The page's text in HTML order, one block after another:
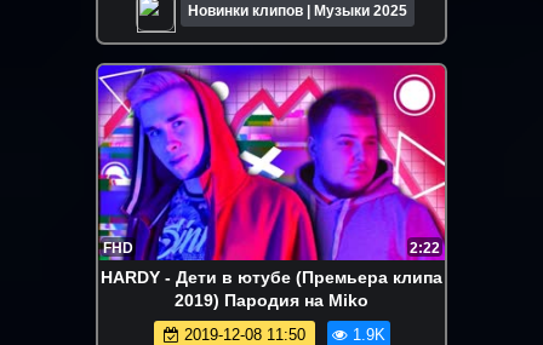
Новинки клипов | Музыки 2025
FHD 2:22
HARDY - Дети в ютубе (Премьера клипа
2019) Пародия на Miko
2019-12-08 11:50 1.9K